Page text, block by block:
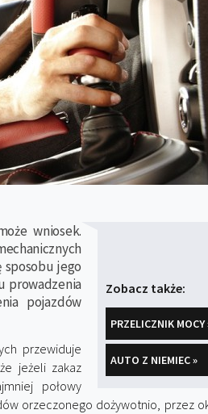
Zobacz także:
PRZELICZNIK MOCY
AUTO Z NIEMIEC »
wniosek.
sposobu jego
prowadzenia
pojazdów
przewiduje
jeżeli zakaz
połowy
orzeczonego dożywotnio, przez